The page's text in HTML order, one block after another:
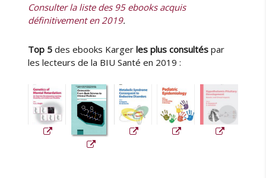
l
e
-
P
r
s
é
Consulter la liste des 95 ebooks acquis
définitivement en 2019.
Top 5 des ebooks Kargerles plus consultés par
les lecteurs de la BIU Santé en 2019 :